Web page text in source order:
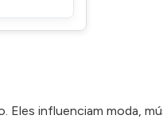
Eles influenciam moda,